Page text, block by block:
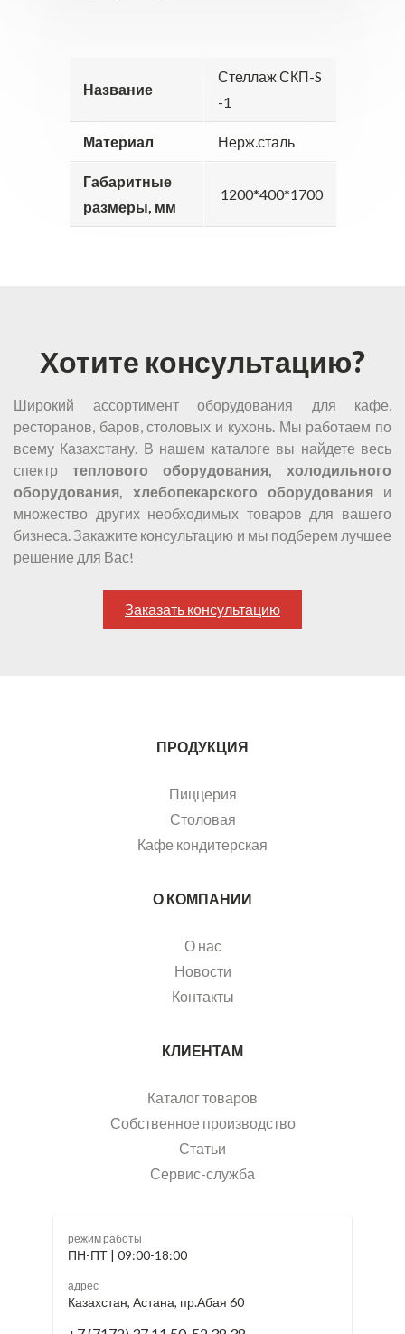
Название
Стеллаж СКП-S
-1
Материал Нерж.сталь
Габаритные
размеры, мм
1200*400*1700
Хотите консультацию?
Широкий ассортимент оборудования для кафе,
ресторанов, баров, столовых и кухонь. Мы работаем по
всему Казахстану. В нашем каталоге вы найдете весь
спектр теплового оборудования, холодильного
оборудования, хлебопекарского оборудования и
множество других необходимых товаров для вашего
бизнеса. Закажите консультацию и мы подберем лучшее
решение для Вас!
Заказать консультацию
ПРОДУКЦИЯ
Пиццерия
Столовая
Кафе кондитерская
О КОМПАНИИ
О нас
Новости
Контакты
КЛИЕНТАМ
Каталог товаров
Собственное производство
Статьи
Сервис-служба
режим работы
ПН-ПТ | 09:00-18:00
адрес
Казахстан, Астана, пр.Абая 60